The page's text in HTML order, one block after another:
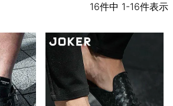
16件中 1-16件表示